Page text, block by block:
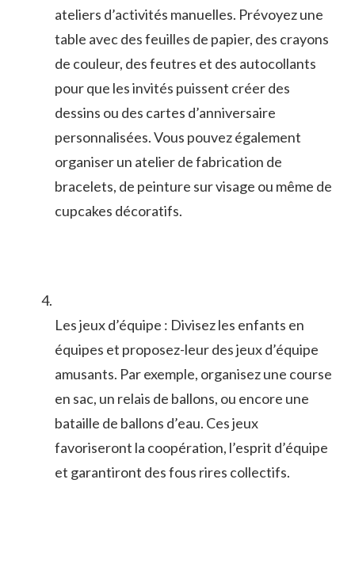
ateliers‌ d’activités manuelles. ‍Prévoyez une
‌table avec⁤ des feuilles​ de ‌papier, des ⁢crayons
de couleur, ‌des feutres et des autocollants
pour ⁣que ⁤les invités puissent créer des
dessins ou des cartes d’anniversaire
personnalisées. Vous pouvez‍ également⁤
organiser un​ atelier ‍de fabrication de
bracelets,‌ de⁣ peinture sur visage ou‌ même de
cupcakes décoratifs.
Les​ jeux d’équipe : Divisez les enfants en
équipes⁤ et proposez-leur des jeux d’équipe‌
amusants.​ Par exemple, organisez une course
en sac, un relais de⁣ ballons,‍ ou encore‍ une
‌bataille ⁣de​ ballons d’eau. Ces jeux
favoriseront la coopération, ⁣l’esprit d’équipe
et garantiront ​des fous⁣ rires⁣ collectifs.